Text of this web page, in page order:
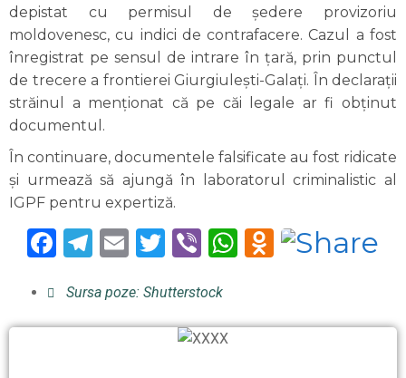
depistat cu permisul de ședere provizoriu
moldovenesc, cu indici de contrafacere. Cazul a fost
înregistrat pe sensul de intrare în țară, prin punctul
de trecere a frontierei Giurgiulești-Galați. În declarații
străinul a menționat că pe căi legale ar fi obținut
documentul.
În continuare, documentele falsificate au fost ridicate
și urmează să ajungă în laboratorul criminalistic al
IGPF pentru expertiză.
Facebook
Telegram
EmailTwitter
ViberWhatsApp
Sursa poze: Shutterstock